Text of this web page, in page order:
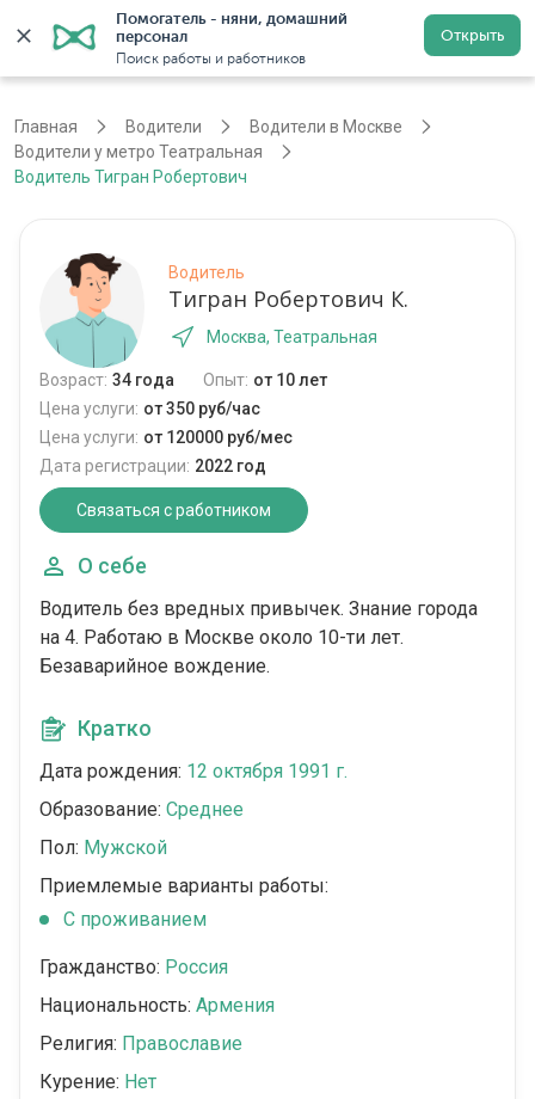
Помогатель - няни, домашний
персонал
Поиск работы и работников
Открыть
Регистрация
Главная Водители
Водители в Москве
Водители у метро Театральная
Водитель Тигран Робертович
Водитель
Тигран Робертович К.
Москва, Театральная
Возраст: 34 года Опыт: от 10 лет
Цена услуги: от 350 руб/час
Цена услуги: от 120000 руб/мес
Дата регистрации: 2022 год
Связаться с работником
О себе
Водитель без вредных привычек. Знание города
на 4. Работаю в Москве около 10-ти лет.
Безаварийное вождение.
Кратко
Дата рождения: 12 октября 1991 г.
Образование: Среднее
Пол: Мужской
Приемлемые варианты работы:
С проживанием
Гражданство: Россия
Национальность: Армения
Религия: Православие
Курение: Нет